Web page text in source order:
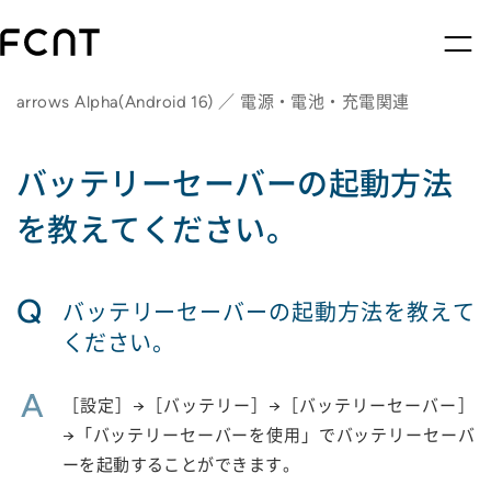
arrows Alpha(Android 16) ／ 電源・電池・充電関連
バッテリーセーバーの起動方法
を教えてください。
Q
バッテリーセーバーの起動方法を教えて
ください。
A
［設定］→［バッテリー］→［バッテリーセーバー］
→「バッテリーセーバーを使用」でバッテリーセーバ
ーを起動することができます。